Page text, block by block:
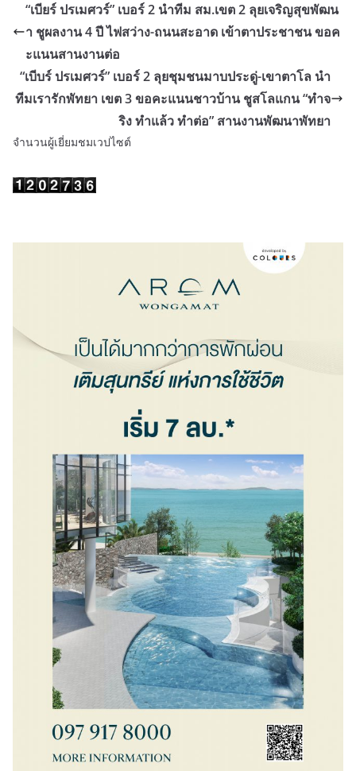
“เบียร์ ปรเมศวร์” เบอร์ 2 นำทีม สม.เขต 2 ลุยเจริญสุขพัฒน
า ชูผลงาน 4 ปี ไฟสว่าง-ถนนสะอาด เข้าตาประชาชน ขอค
ะแนนสานงานต่อ
“เบีบร์ ปรเมศวร์” เบอร์ 2 ลุยชุมชนมาบประดู่-เขาตาโล นำ
ทีมเรารักพัทยา เขต 3 ขอคะแนนชาวบ้าน ชูสโลแกน “ทำจ
ริง ทำแล้ว ทำต่อ” สานงานพัฒนาพัทยา
จำนวนผู้เยี่ยมชมเวปไซต์